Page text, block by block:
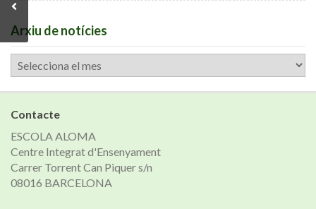
Arxiu de notícies
Arxiu
de
notícies
Contacte
ESCOLA ALOMA
Centre Integrat d'Ensenyament
Carrer Torrent Can Piquer s/n
08016 BARCELONA